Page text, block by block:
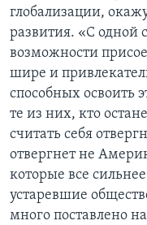
глобализации,
развития. «С
возможности
шире и
способных освоить
те из них, кто
считать себя
отвергнет не
которые все
устаревшие
много поставлено